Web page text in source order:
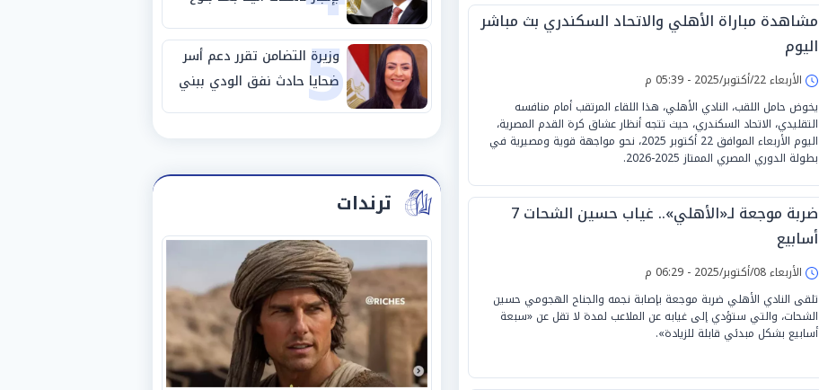
مشاهدة مباراة الأهلي والاتحاد السكندري بث مباشر
اليوم
الأربعاء 22/أكتوبر/2025 - 05:39 م
يخوض حامل اللقب، النادي الأهلي، هذا اللقاء المرتقب أمام منافسه
التقليدي، الاتحاد السكندري، حيث تتجه أنظار عشاق كرة القدم المصرية،
اليوم الأربعاء الموافق 22 أكتوبر 2025، نحو مواجهة قوية ومصيرية في
بطولة الدوري المصري الممتاز 2025-2026.
ضربة موجعة لـ«الأهلي».. غياب حسين الشحات 7
أسابيع
الأربعاء 08/أكتوبر/2025 - 06:29 م
تلقى النادي الأهلي ضربة موجعة بإصابة نجمه والجناح الهجومي حسين
الشحات، والتي ستؤدي إلى غيابه عن الملاعب لمدة لا تقل عن «سبعة
أسابيع بشكل مبدئي قابلة للزيادة».
نصف نهائي كأس العالم
5
وزيرة التضامن تقرر دعم أسر
ضحايا حادث نفق الودي ببني
سويف
ترندات